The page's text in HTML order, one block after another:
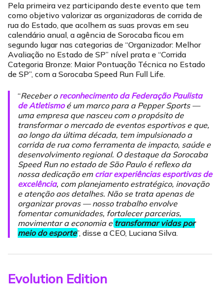
Pela primeira vez participando deste evento que tem
como objetivo valorizar as organizadoras de corrida de
rua do Estado, que acolhem as suas provas em seu
calendário anual, a agência de Sorocaba ficou em
segundo lugar nas categorias de “Organizador: Melhor
Avaliação no Estado de SP” nível prata e “Corrida
Categoria Bronze: Maior Pontuação Técnica no Estado
de SP”, com a Sorocaba Speed Run Full Life.
“Receber oreconhecimento da Federação Paulista
de Atletismoé um marco para a Pepper Sports —
uma empresa que nasceu com o propósito de
transformar o mercado de eventos esportivos e que,
ao longo da última década, tem impulsionado a
corrida de rua como ferramenta de impacto, saúde e
desenvolvimento regional. O destaque da Sorocaba
Speed Run no estado de São Paulo é reflexo da
nossa dedicação em criar experiências esportivas de
excelência, com planejamento estratégico, inovação
e atenção aos detalhes. Não se trata apenas de
organizar provas — nosso trabalho envolve
fomentar comunidades, fortalecer parcerias,
movimentar a economia e transformar vidas por
meio do esporte”, disse a CEO, Luciana Silva.
Evolution Edition